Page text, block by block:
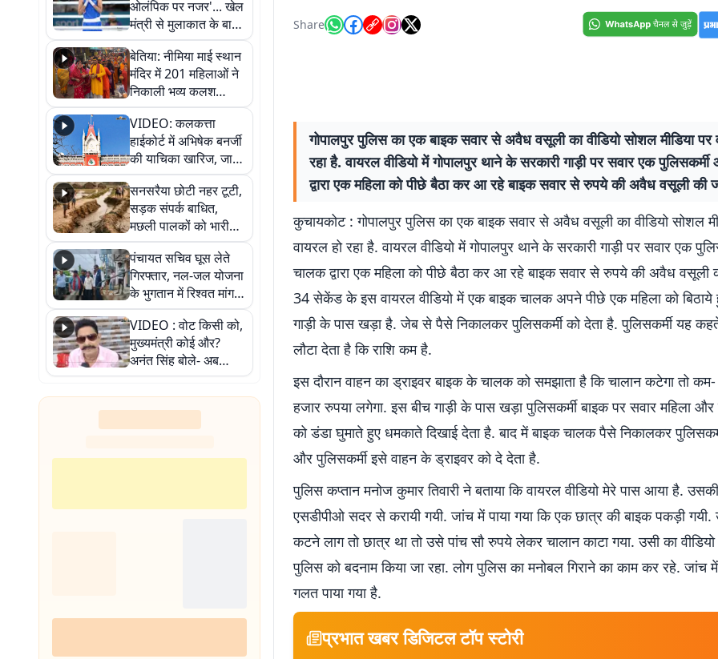
ओलंपिक पर नजर'... खेल
मंत्री से मुलाकात के बाद
जैसमीन लंबोरिया का बड़ा
बयान
बेतिया: नीमिया माई स्थान
मंदिर में 201 महिलाओं ने
निकाली भव्य कलश
शोभायात्रा, शिवलिंग
प्राण-प्रतिष्ठा महोत्सव
शुरू
VIDEO: कलकत्ता
हाईकोर्ट में अभिषेक बनर्जी
की याचिका खारिज, जानें
क्या है पूरा मामला
सनसरैया छोटी नहर टूटी,
सड़क संपर्क बाधित,
मछली पालकों को भारी
नुकसान
पंचायत सचिव घूस लेते
गिरफ्तार, नल-जल योजना
के भुगतान में रिश्वत मांगना
पड़ा भारी
VIDEO : वोट किसी को,
मुख्यमंत्री कोई और?
अनंत सिंह बोले- अब
जनता हर चुनाव में देगी
जवाब
Share
गोपालपुर पुलिस का एक बाइक सवार से अवैध वसूली का वीडियो सोशल मीडिया पर
रहा है. वायरल वीडियो में गोपालपुर थाने के सरकारी गाड़ी पर सवार एक
द्वारा एक महिला को पीछे बैठा कर आ रहे बाइक सवार से रुपये की अवैध वसूली की
कुचायकोट : गोपालपुर पुलिस का एक बाइक सवार से अवैध वसूली का वीडियो सोशल
वायरल हो रहा है. वायरल वीडियो में गोपालपुर थाने के सरकारी गाड़ी पर सवार एक
चालक द्वारा एक महिला को पीछे बैठा कर आ रहे बाइक सवार से रुपये की अवैध वसूली
34 सेकेंड के इस वायरल वीडियो में एक बाइक चालक अपने पीछे एक महिला को बिठाये
गाड़ी के पास खड़ा है. जेब से पैसे निकालकर पुलिसकर्मी को देता है. पुलिसकर्मी यह
लौटा देता है कि राशि कम है.
इस दौरान वाहन का ड्राइवर बाइक के चालक को समझाता है कि चालान कटेगा तो
हजार रुपया लगेगा. इस बीच गाड़ी के पास खड़ा पुलिसकर्मी बाइक पर सवार महिला
को डंडा घुमाते हुए धमकाते दिखाई देता है. बाद में बाइक चालक पैसे निकालकर
और पुलिसकर्मी इसे वाहन के ड्राइवर को दे देता है.
पुलिस कप्तान मनोज कुमार तिवारी ने बताया कि वायरल वीडियो मेरे पास आया है.
एसडीपीओ सदर से करायी गयी. जांच में पाया गया कि एक छात्र की बाइक पकड़ी
कटने लाग तो छात्र था तो उसे पांच सौ रुपये लेकर चालान काटा गया. उसी का
पुलिस को बदनाम किया जा रहा. लोग पुलिस का मनोबल गिराने का काम कर रहे. जांच
गलत पाया गया है.
प्रभात खबर डिजिटल टॉप स्टोरी